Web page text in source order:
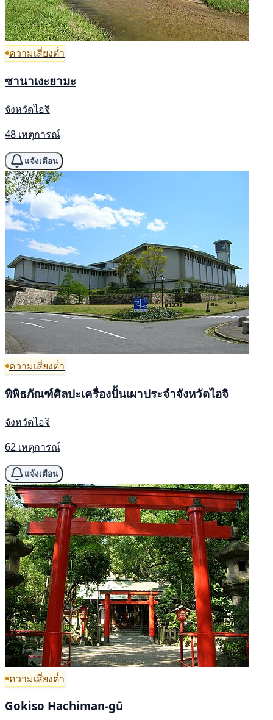
ความเสี่ยงต่ำ
ซานาเงะยามะ
จังหวัดไอจิ
48 เหตุการณ์
แจ้งเตือน
ความเสี่ยงต่ำ
พิพิธภัณฑ์ศิลปะเครื่องปั้นเผาประจำจังหวัดไอจิ
จังหวัดไอจิ
62 เหตุการณ์
แจ้งเตือน
ความเสี่ยงต่ำ
Gokiso Hachiman-gū